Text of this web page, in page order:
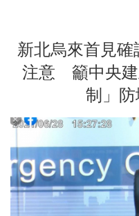
新北烏來首見
注意 籲中央建
制」